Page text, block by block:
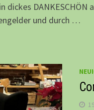
dickes
und durch …